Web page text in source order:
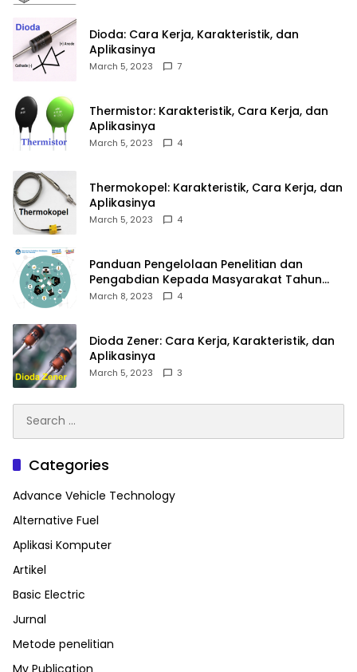
Dioda: Cara Kerja, Karakteristik, dan
Aplikasinya
March 5, 2023 7
Thermistor: Karakteristik, Cara Kerja, dan
Aplikasinya
March 5, 2023 4
Thermokopel: Karakteristik, Cara Kerja, dan
Aplikasinya
March 5, 2023 4
Panduan Pengelolaan Penelitian dan
Pengabdian Kepada Masyarakat Tahun
2023
March 8, 2023 4
Dioda Zener: Cara Kerja, Karakteristik, dan
Aplikasinya
March 5, 2023 3
for:
Categories
Advance Vehicle Technology
Alternative Fuel
Aplikasi Komputer
Artikel
Basic Electric
Jurnal
Metode penelitian
My Publication